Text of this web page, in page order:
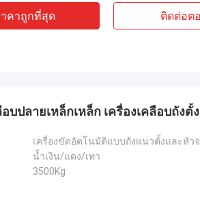
คาถูกที่สุด ติดต่อต
อบปลายเหล็กเหล็ก เครื่องเคลือบถัง
เครื่องขัดอัตโนมัติแบบถังแนวตั้งและหัว
น้ำเงิน/แดง/เทา
3500Kg